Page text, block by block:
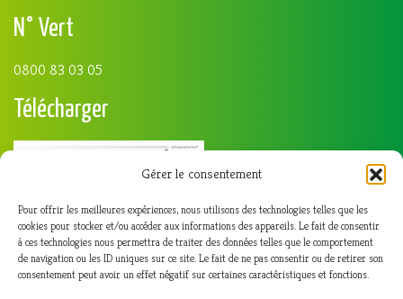
Gérer le consentement
Pour offrir les meilleures expériences, nous utilisons des technologies telles que les
cookies pour stocker et/ou accéder aux informations des appareils. Le fait de consentir
à ces technologies nous permettra de traiter des données telles que le comportement
de navigation ou les ID uniques sur ce site. Le fait de ne pas consentir ou de retirer son
consentement peut avoir un effet négatif sur certaines caractéristiques et fonctions.
N° Vert
0800 83 03 05
Télécharger